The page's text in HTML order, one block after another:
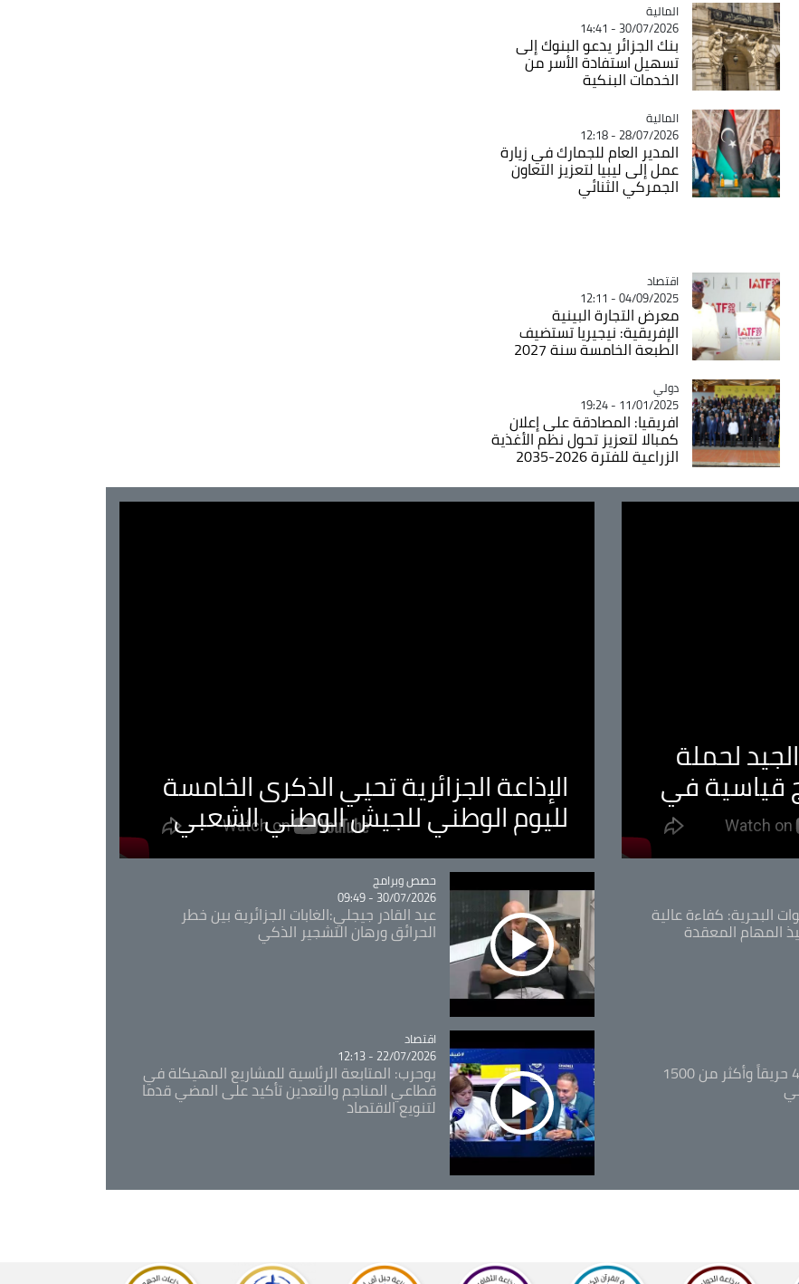
Catégorie
المالية
30/07/2026 - 14:41
بنك الجزائر يدعو البنوك إلى
تسهيل استفادة الأسر من
الخدمات البنكية
Catégorie
المالية
28/07/2026 - 12:18
المدير العام للجمارك في زيارة
عمل إلى ليبيا لتعزيز التعاون
الجمركي الثنائي
Catégorie
اقتصاد
04/09/2025 - 12:11
معرض التجارة البينية
الإفريقية: نيجيريا تستضيف
الطبعة الخامسة سنة 2027
Catégorie
دولي
11/01/2025 - 19:24
افريقيا: المصادقة على إعلان
كمبالا لتعزيز تحول نظم الأغذية
الزراعية للفترة 2026-2035
لحملة
قياسية في الإذاعة الجزائرية تحيي الذكرى الخامسة
لليوم الوطني للجيش الوطني الشعبي
البحرية: كفاءة عالية
المهام المعقدة
Catégorie
حصص وبرامج
30/07/2026 - 09:49
عبد القادر جيجلي:الغابات الجزائرية بين خطر
الحرائق ورهان التشجير الذكي
المدير العام للغابات: 445 حريقاً وأكثر من 1500
Catégorie
اقتصاد
22/07/2026 - 12:13
بوحرب: المتابعة الرئاسية للمشاريع المهيكلة في
قطاعي المناجم والتعدين تأكيد على المضي قدما
لتنويع الاقتصاد